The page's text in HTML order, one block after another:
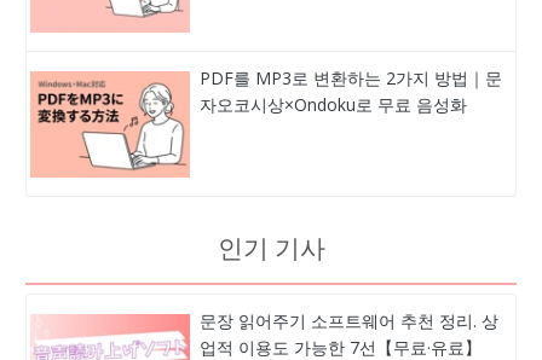
PDF를 MP3로 변환하는 2가지 방법｜문
자오코시상×Ondoku로 무료 음성화
인기 기사
문장 읽어주기 소프트웨어 추천 정리. 상
업적 이용도 가능한 7선【무료·유료】